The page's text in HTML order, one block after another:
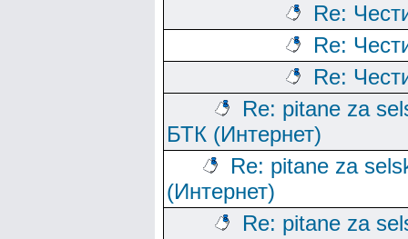
Re:
Re:
Re:
Re: pitane za
БТК (Интернет)
Re: pitane za
(Интернет)
Re: pitane za